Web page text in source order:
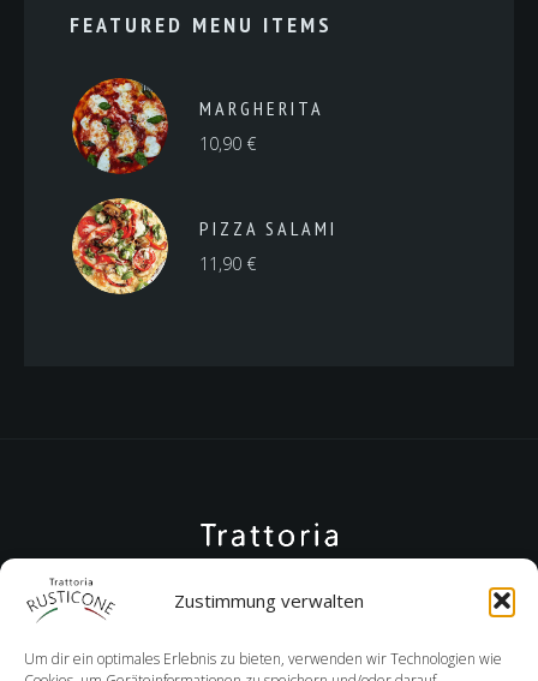
Zustimmung verwalten
Um dir ein optimales Erlebnis zu bieten, verwenden wir Technologien wie
FEATURED MENU ITEMS
MARGHERITA
10,90 €
PIZZA SALAMI
11,90 €